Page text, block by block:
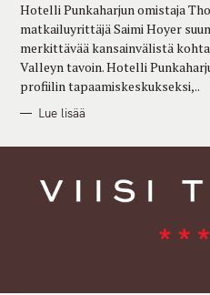
I
E
S
Hotelli Punkaharjun omistaja
matkailuyrittäjä Saimi Hoyer
merkittävää kansainvälistä
Valleyn tavoin. Hotelli
profiilin tapaamiskeskukseksi,..
Lue lisää